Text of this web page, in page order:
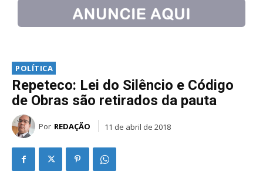
POLÍTICA
Repeteco: Lei do Silêncio e Código
de Obras são retirados da pauta
Por REDAÇÃO 11 de abril de 2018